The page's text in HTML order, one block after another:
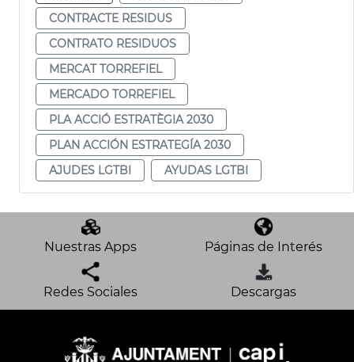
CONTRACTE RESIDUS
CONTRATO RESIDUOS
MERCAT TORREFIEL
MERCADO TORREFIEL
PLA ACCIÓ ESTRATÈGIA 2030
PLAN ACCIÓN ESTRATEGÍA 2030
AJUDES LGTBI
AYUDAS LGTBI
Nuestras Apps Páginas de Interés
Redes Sociales Descargas